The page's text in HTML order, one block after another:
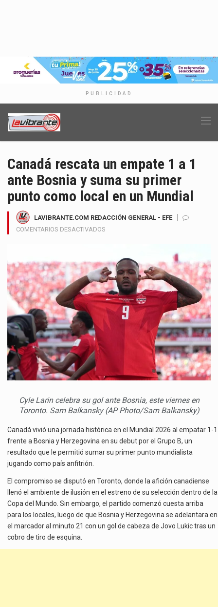
PUBLICIDAD
Canadá rescata un empate 1 a 1
ante Bosnia y suma su primer
punto como local en un Mundial
LAVIBRANTE.COM REDACCIÓN GENERAL - EFE
COMENTARIOS DESACTIVADOS
UN
EMPATE
1
A
1
ANTE
BOSNIA
PUNTO
COMO
EN
UN
Cyle Larin celebra su gol ante Bosnia, este viernes en
Toronto. Sam Balkansky (AP Photo/Sam Balkansky)
Canadá vivió una jornada histórica en el Mundial 2026 al empatar 1-1
frente a Bosnia y Herzegovina en su debut por el Grupo B, un
resultado que le permitió sumar su primer punto mundialista
jugando como país anfitrión.
El compromiso se disputó en Toronto, donde la afición canadiense
llenó el ambiente de ilusión en el estreno de su selección dentro de la
Copa del Mundo. Sin embargo, el partido comenzó cuesta arriba
para los locales, luego de que Bosnia y Herzegovina se adelantara en
el marcador al minuto 21 con un gol de cabeza de Jovo Lukic tras un
cobro de tiro de esquina.